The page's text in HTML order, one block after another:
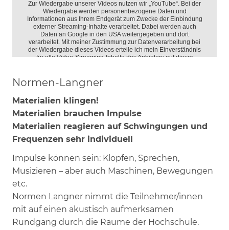
Normen-Langner
Materialien klingen!
Materialien brauchen Impulse
Materialien reagieren auf Schwingungen und
Frequenzen sehr individuell
Impulse können sein: Klopfen, Sprechen,
Musizieren – aber auch Maschinen, Bewegungen
etc.
Normen Langner nimmt die Teilnehmer/innen
mit auf einen akustisch aufmerksamen
Rundgang durch die Räume der Hochschule.